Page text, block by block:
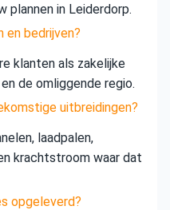
plannen in Leiderdorp.
en bedrijven?
klanten als zakelijke
de omliggende regio.
uitbreidingen?
laadpalen,
krachtstroom waar dat
opgeleverd?